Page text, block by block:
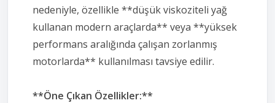
nedeniyle, özellikle **düşük viskoziteli yağ
kullanan modern araçlarda** veya **yüksek
performans aralığında çalışan zorlanmış
motorlarda** kullanılması tavsiye edilir.
**Öne Çıkan Özellikler:**